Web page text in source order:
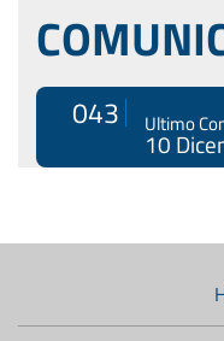
043 Ultimo
10
Menù